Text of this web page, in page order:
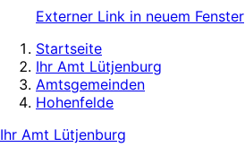
Externer Link in neuem Fenster
Startseite
Ihr Amt Lütjenburg
Amtsgemeinden
Hohenfelde
Ihr Amt Lütjenburg